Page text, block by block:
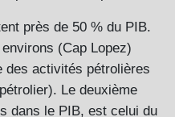
près de 50 % du PIB.
(Cap Lopez)
des activités pétrolières
Le deuxième
dans le PIB, est celui du